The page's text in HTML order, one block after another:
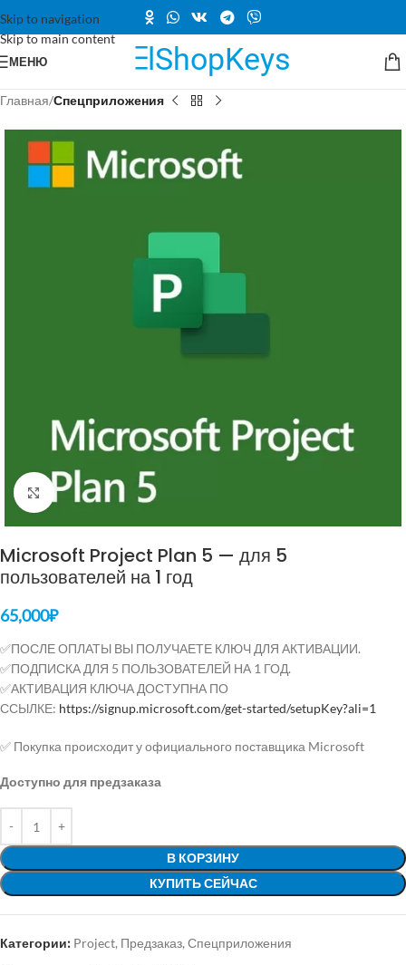
Skip to navigation
Skip to main content
МЕНЮ
Главная Спецприложения
Нажмите, чтобы увеличить
Microsoft Project Plan 5 — для 5
пользователей на 1 год
65,000₽
✅ПОСЛЕ ОПЛАТЫ ВЫ ПОЛУЧАЕТЕ КЛЮЧ ДЛЯ АКТИВАЦИИ.
✅ПОДПИСКА ДЛЯ 5 ПОЛЬЗОВАТЕЛЕЙ НА 1 ГОД.
✅АКТИВАЦИЯ КЛЮЧА ДОСТУПНА ПО
ССЫЛКЕ: https://signup.microsoft.com/get-started/setupKey?ali=1
✅ Покупка происходит у официального поставщика Microsoft
Доступно для предзаказа
В КОРЗИНУ
КУПИТЬ СЕЙЧАС
Категории: Project, Предзаказ, Спецприложения